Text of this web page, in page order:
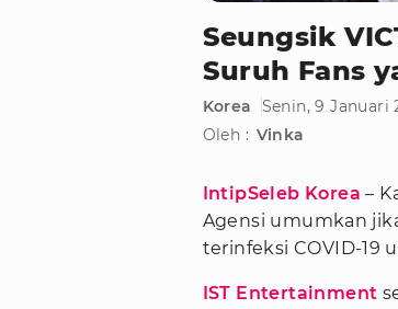
Seungsik
Suruh Fans
Korea
Senin, 9 Januari
Oleh : Vinka
IntipSeleb Korea –
Agensi umumkan
terinfeksi COVID-19
IST Entertainment